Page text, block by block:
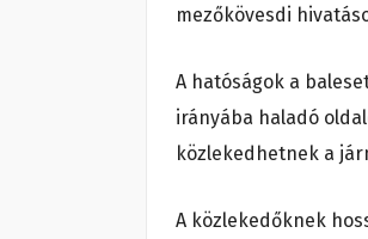
mezőkövesdi
A hatóságok a
irányába haladó
közlekedhetnek a
A közlekedőknek